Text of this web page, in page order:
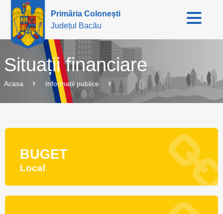
Primăria Colonești
Județul Bacău
Situații financiare
Acasa Informații publice
BUGET
Local